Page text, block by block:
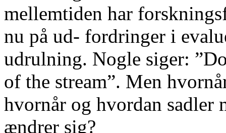
mellemtiden har
nu på ud- fordringer i
udrulning. Nogle siger:
of the stream”. Men
hvornår og hvordan sadler
ændrer sig?